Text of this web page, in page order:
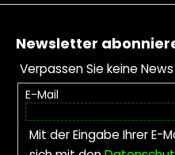
Fußzeile
Newsletter
Verpassen Sie keine
E-Mail
Mit der Eingabe Ihrer E-